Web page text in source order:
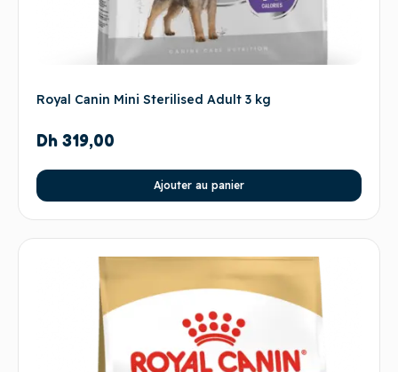
Royal Canin Mini Sterilised Adult 3 kg
Dh 319,00
Ajouter au panier